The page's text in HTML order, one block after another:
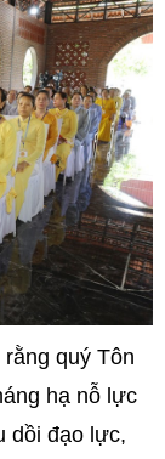
quý Tôn
hạ nỗ lực
dồi đạo lực,